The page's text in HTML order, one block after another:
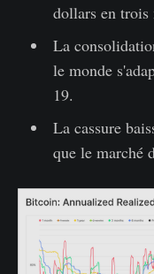
dollars en trois
La
le monde
19.
La cassure
que le marché